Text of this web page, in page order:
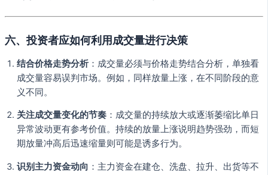
六、投资者应如何利用成交量进行决策
结合价格走势分析 ：成交量必须与价格走势结合分析，单独看
成交量容易误判市场。例如，同样放量上涨，在不同阶段的意
义不同。
关注成交量变化的节奏 ：成交量的持续放大或逐渐萎缩比单日
异常波动更有参考价值。持续的放量上涨说明趋势强劲，而短
期放量冲高后迅速缩量则可能是诱多行为。
识别主力资金动向 ：主力资金在建仓、洗盘、拉升、出货等不